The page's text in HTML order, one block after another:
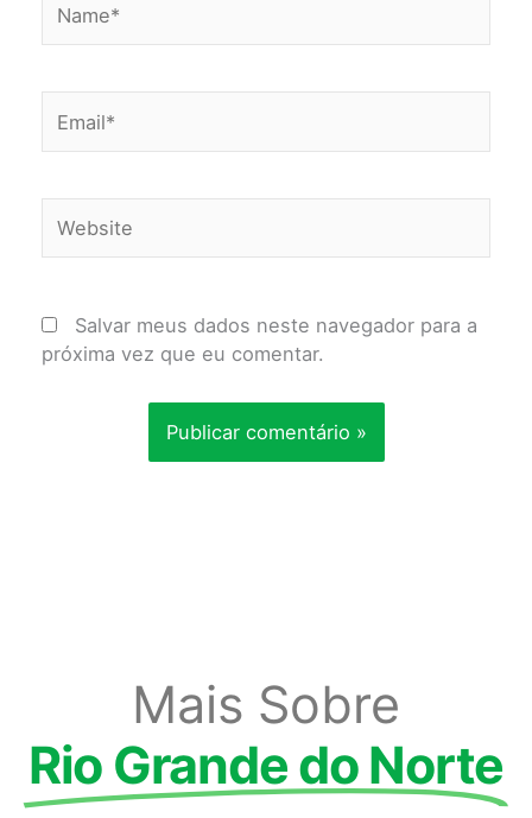
Salvar meus dados neste navegador para a
próxima vez que eu comentar.
Mais Sobre
Rio Grande do Norte